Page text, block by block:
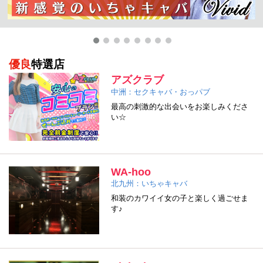
優良特選店
アズクラブ
中洲：セクキャバ・おっパブ
最高の刺激的な出会いをお楽しみくださ
い☆
WA-hoo
北九州：いちゃキャバ
和装のカワイイ女の子と楽しく過ごせま
す♪